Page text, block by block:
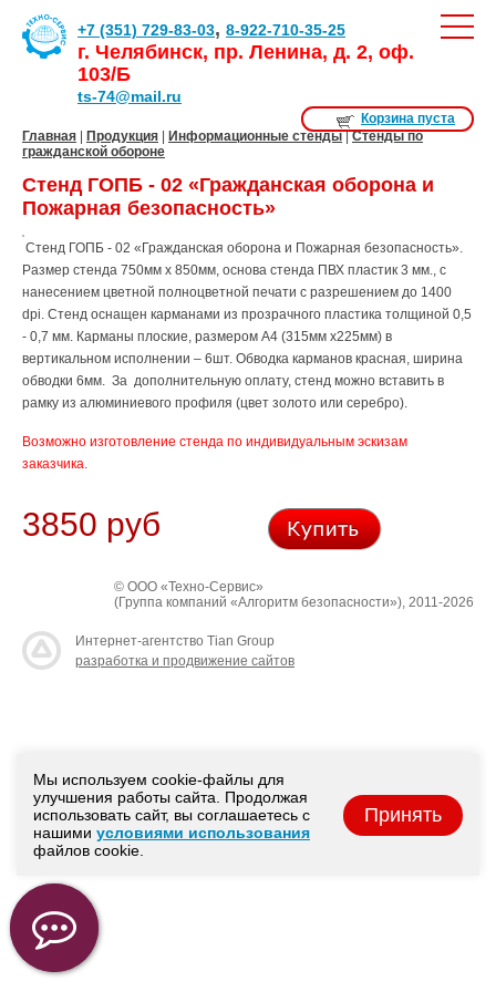
Корзина пуста
+7 (351) 729-83-03, 8-922-710-35-25
г. Челябинск, пр. Ленина, д. 2, оф.
103/Б
ts-74@mail.ru
Главная Продукция Информационные стенды|Стенды по
гражданской обороне
Стенд ГОПБ - 02 «Гражданская оборона и
Пожарная безопасность»
Стенд ГОПБ - 02 «Гражданская оборона и Пожарная безопасность».
Размер стенда 750мм х 850мм, основа стенда ПВХ пластик 3 мм., с
нанесением цветной полноцветной печати с разрешением до 1400
dpi. Стенд оснащен карманами из прозрачного пластика толщиной 0,5
- 0,7 мм. Карманы плоские, размером А4 (315мм х225мм) в
вертикальном исполнении – 6шт. Обводка карманов красная, ширина
обводки 6мм. За дополнительную оплату, стенд можно вставить в
рамку из алюминиевого профиля (цвет золото или серебро).
Возможно изготовление стенда по индивидуальным эскизам
заказчика.
3850 руб
© ООО «Техно-Сервис»
(Группа компаний «Алгоритм безопасности»), 2011-2026
Интернет-агентство Tian Group
разработка и продвижение сайтов
Мы используем cookie-файлы для
улучшения работы сайта. Продолжая
использовать сайт, вы соглашаетесь с
нашими условиями использования
файлов cookie.
Принять